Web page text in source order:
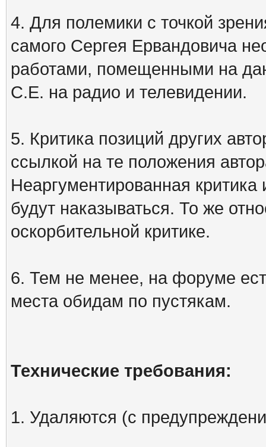
4. Для полемики с точкой
самого Сергея Ервандовича
работами, помещенными на
С.Е. на радио и телевидении.
5. Критика позиций других
ссылкой на те положения
Неаргументированная
будут наказываться. То же
оскорбительной критике.
6. Тем не менее, на форуме
места обидам по пустякам.
Технические требования:
1. Удаляются (с